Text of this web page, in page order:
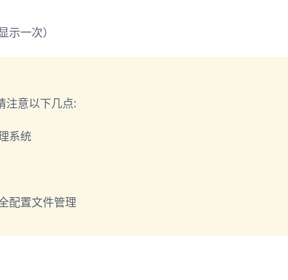
示一次）
注意以下几点:
系统
配置文件管理